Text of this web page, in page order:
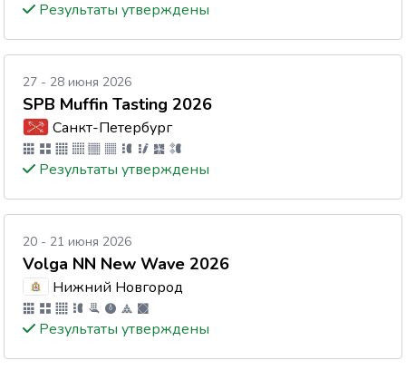
Результаты утверждены
27 - 28 июня 2026
SPB Muffin Tasting 2026
Санкт-Петербург
Результаты утверждены
20 - 21 июня 2026
Volga NN New Wave 2026
Нижний Новгород
Результаты утверждены